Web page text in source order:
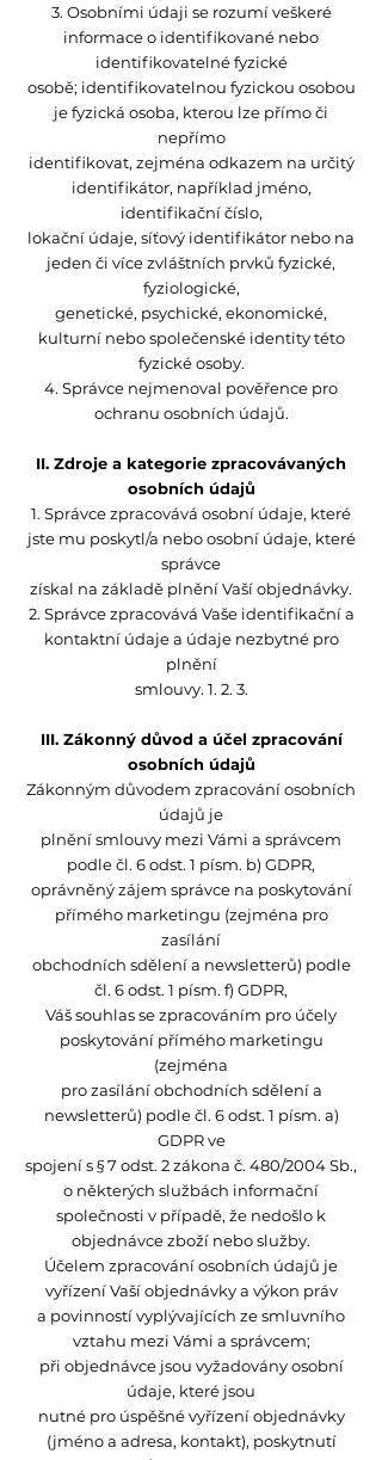
3. Osobními údaji se rozumí veškeré
informace o identifikované nebo
identifikovatelné fyzické
osobě; identifikovatelnou fyzickou osobou
je fyzická osoba, kterou lze přímo či
nepřímo
identifikovat, zejména odkazem na určitý
identifikátor, například jméno,
identifikační číslo,
lokační údaje, síťový identifikátor nebo na
jeden či více zvláštních prvků fyzické,
fyziologické,
genetické, psychické, ekonomické,
kulturní nebo společenské identity této
fyzické osoby.
4. Správce nejmenoval pověřence pro
ochranu osobních údajů.
II. Zdroje a kategorie zpracovávaných
osobních údajů
1. Správce zpracovává osobní údaje, které
jste mu poskytl/a nebo osobní údaje, které
správce
získal na základě plnění Vaší objednávky.
2. Správce zpracovává Vaše identifikační a
kontaktní údaje a údaje nezbytné pro
plnění
smlouvy. 1. 2. 3.
III. Zákonný důvod a účel zpracování
osobních údajů
Zákonným důvodem zpracování osobních
údajů je
plnění smlouvy mezi Vámi a správcem
podle čl. 6 odst. 1 písm. b) GDPR,
oprávněný zájem správce na poskytování
přímého marketingu (zejména pro
zasílání
obchodních sdělení a newsletterů) podle
čl. 6 odst. 1 písm. f) GDPR,
Váš souhlas se zpracováním pro účely
poskytování přímého marketingu
(zejména
pro zasílání obchodních sdělení a
newsletterů) podle čl. 6 odst. 1 písm. a)
GDPR ve
spojení s § 7 odst. 2 zákona č. 480/2004 Sb.,
o některých službách informační
společnosti v případě, že nedošlo k
objednávce zboží nebo služby.
Účelem zpracování osobních údajů je
vyřízení Vaší objednávky a výkon práv
a povinností vyplývajících ze smluvního
vztahu mezi Vámi a správcem;
při objednávce jsou vyžadovány osobní
údaje, které jsou
nutné pro úspěšné vyřízení objednávky
(jméno a adresa, kontakt), poskytnutí